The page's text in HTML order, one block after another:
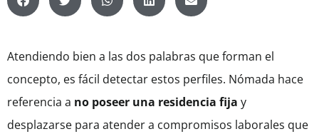
Atendiendo bien a las dos palabras que forman el
concepto, es fácil detectar estos perfiles. Nómada hace
referencia a no poseer una residencia fija y
desplazarse para atender a compromisos laborales que